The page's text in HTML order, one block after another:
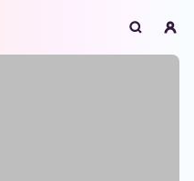
ondersteund